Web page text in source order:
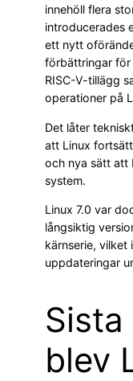
innehöll flera
introducerades
ett nytt
förbättringar för
RISC-V-tillägg
operationer på
Det låter
att Linux
och nya sätt att
system.
Linux 7.0 var
långsiktig
kärnserie, vilket
uppdateringar
blev